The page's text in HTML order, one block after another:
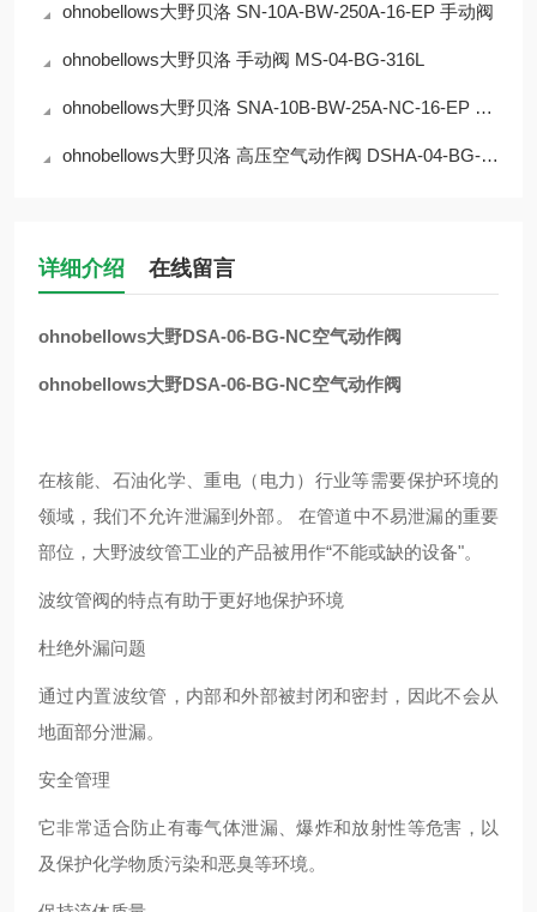
ohnobellows大野贝洛 SN-10A-BW-250A-16-EP 手动阀
ohnobellows大野贝洛 手动阀 MS-04-BG-316L
ohnobellows大野贝洛 SNA-10B-BW-25A-NC-16-EP 手动阀
ohnobellows大野贝洛 高压空气动作阀 DSHA-04-BG-NC-316L-EP 华北
详细介绍 在线留言
ohnobellows大野DSA-06-BG-NC空气动作阀
ohnobellows大野DSA-06-BG-NC空气动作阀
在核能、石油化学、重电（电力）行业等需要保护环境的
领域，我们不允许泄漏到外部。 在管道中不易泄漏的重要
部位，大野波纹管工业的产品被用作“不能或缺的设备"。
波纹管阀的特点有助于更好地保护环境
杜绝外漏问题
通过内置波纹管，内部和外部被封闭和密封，因此不会从
地面部分泄漏。
安全管理
它非常适合防止有毒气体泄漏、爆炸和放射性等危害，以
及保护化学物质污染和恶臭等环境。